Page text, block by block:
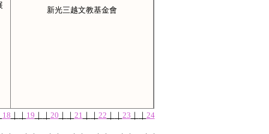
新光三越文教基金會
18 ｜ ｜ 19 ｜ ｜ 20 ｜ ｜ 21 ｜ ｜ 22 ｜ ｜ 23 ｜ ｜ 24